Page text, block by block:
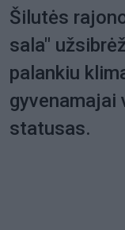
Šilutės
sala"
palankiu
statusas.